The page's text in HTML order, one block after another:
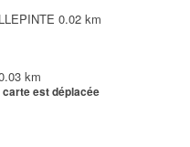
0.02 km
km
est déplacée